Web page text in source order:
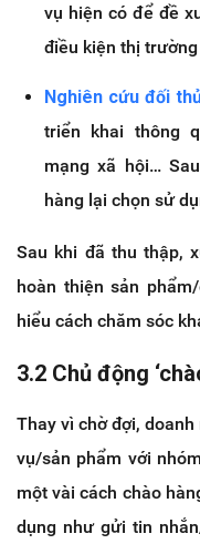
vụ hiện có để đề
điều kiện thị
Nghiên cứu đối
triển khai thông
mạng xã hội…
hàng lại chọn sử
Sau khi đã thu thập,
hoàn thiện sản
hiểu cách chăm sóc
3.2 Chủ động
Thay vì chờ đợi,
vụ/sản phẩm với
một vài cách chào
dụng như gửi tin